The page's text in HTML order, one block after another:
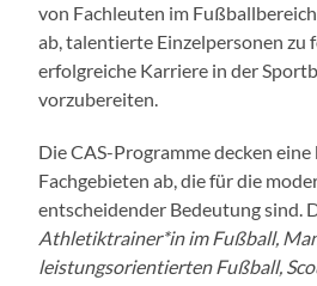
von Fachleuten im
ab, talentierte Einzelpersonen zu
erfolgreiche Karriere in der
vorzubereiten.
Die CAS-Programme decken
Fachgebieten ab, die für die
entscheidender Bedeutung sind.
Athletiktrainer*in im Fußball,
leistungsorientierten Fußball,